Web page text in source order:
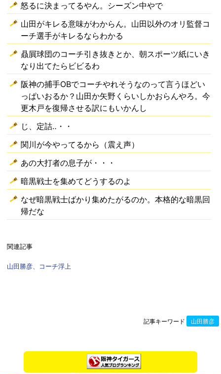
怒るに決まってるやん。シーズン中やで
山田がキレる意味がわからん。山田以外のオリ監督コ
ーチ選手がキレるならわかる
贔屓球団のコーチ引き抜きとか、朝スポーツ紙にいき
なり出てたらビビるわ
阪神の捕手OBでコーチやれそうなのって言うほどい
っぱいおるか？山田か矢野くらいしかおらんやろ。今
更木戸を復帰させる訳にもいかんし
じ、定詰‥・・
関川が今やってるから（震え声）
あの大打者の息子が・・・
暗黒戦士を集めてどうするのよ
なぜ暗黒戦士ばかり集めたがるのか。本格的な暗黒回
帰だな
関連記事
山田勝彦、コーチ浮上
記事キーワード 山田勝彦